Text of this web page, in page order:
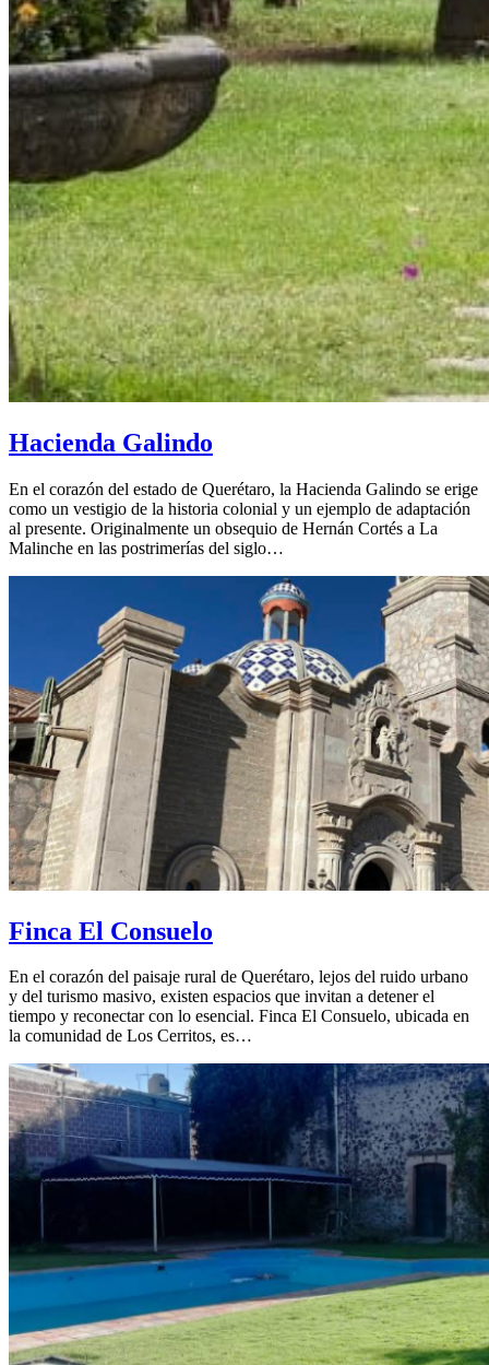
Hacienda Galindo
En el corazón del estado de Querétaro, la Hacienda Galindo se erige
como un vestigio de la historia colonial y un ejemplo de adaptación
al presente. Originalmente un obsequio de Hernán Cortés a La
Malinche en las postrimerías del siglo…
Finca El Consuelo
En el corazón del paisaje rural de Querétaro, lejos del ruido urbano
y del turismo masivo, existen espacios que invitan a detener el
tiempo y reconectar con lo esencial. Finca El Consuelo, ubicada en
la comunidad de Los Cerritos, es…